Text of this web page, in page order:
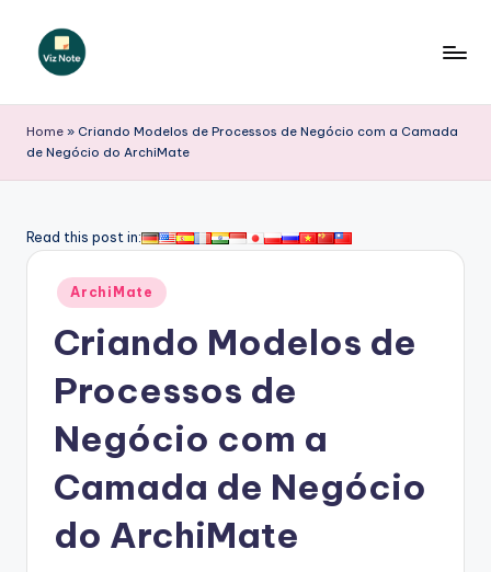
iz
N
t
Home » Criando Modelos de Processos de Negócio com a Camada
de Negócio do ArchiMate
Read this post in:
Posted
in
ArchiMate
Criando Modelos de
Processos de
Negócio com a
Camada de Negócio
do ArchiMate